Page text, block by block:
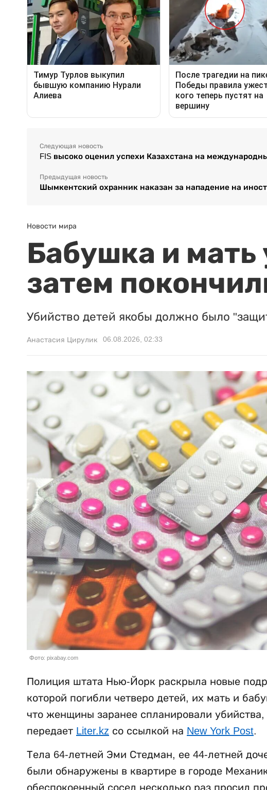
Следующая новость
FIS высоко оценил успехи Казахстана на
Предыдущая новость
Шымкентский охранник наказан за нападение на
Новости мира
Бабушка и мать
затем
Убийство детей якобы должно было
Анастасия Цирулик 06.08.2026, 02:33
Фото: pixabay.com
Полиция штата Нью-Йорк раскрыла новые
которой погибли четверо детей, их мать и
что женщины заранее спланировали
передает Liter.kz со ссылкой на New York Post.
Тела 64-летней Эми Стедман, ее 44-летней
были обнаружены в квартире в городе
обеспокоенный сосед несколько раз просил